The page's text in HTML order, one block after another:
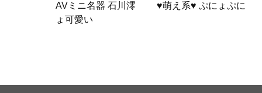
AVミニ名器 石川澪 ♥萌え系♥ ぷにょぷに
ょ可愛い